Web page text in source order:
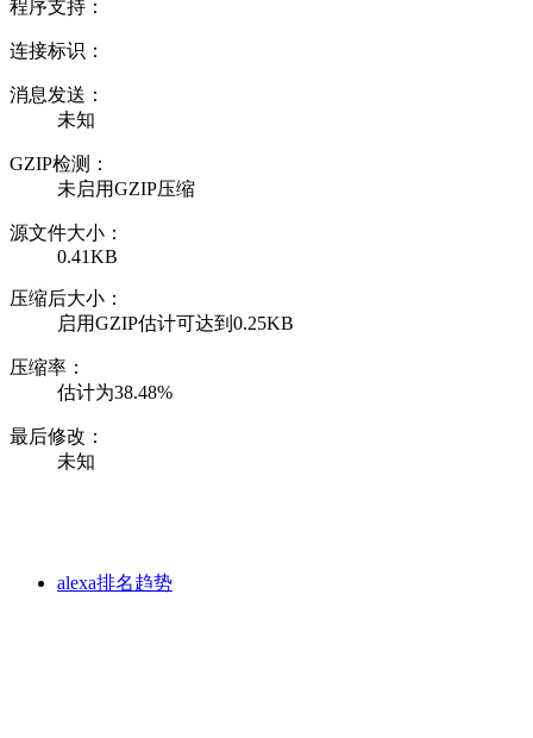
程序支持：
连接标识：
消息发送：
未知
GZIP检测：
未启用GZIP压缩
源文件大小：
0.41KB
压缩后大小：
启用GZIP估计可达到0.25KB
压缩率：
估计为38.48%
最后修改：
未知
alexa排名趋势